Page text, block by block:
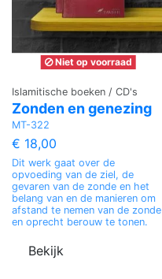
Niet op voorraad
Islamitische boeken / CD's
Zonden en genezing
MT-322
€ 18,00
Dit werk gaat over de
opvoeding van de ziel, de
gevaren van de zonde en het
belang van en de manieren om
afstand te nemen van de zonde
en oprecht berouw te tonen.
Bekijk